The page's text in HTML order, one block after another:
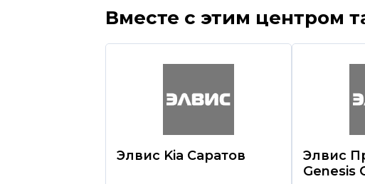
Вместе с этим центром
Элвис Kia Саратов
Элвис
Genesis